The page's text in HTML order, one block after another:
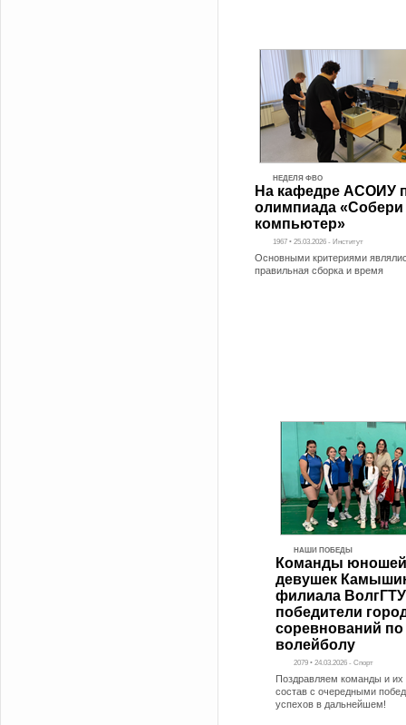
НЕДЕЛЯ ФВО
На кафедре АСОИУ
олимпиада «Собери
компьютер»
1967 • 25.03.2026 - Институт
Основными критериями
правильная сборка и время
НАШИ ПОБЕДЫ
Команды
девушек
филиала
победители
соревнований по
волейболу
2079 • 24.03.2026 - Спорт
Поздравляем команды и их
состав с очередными
успехов в дальнейшем!